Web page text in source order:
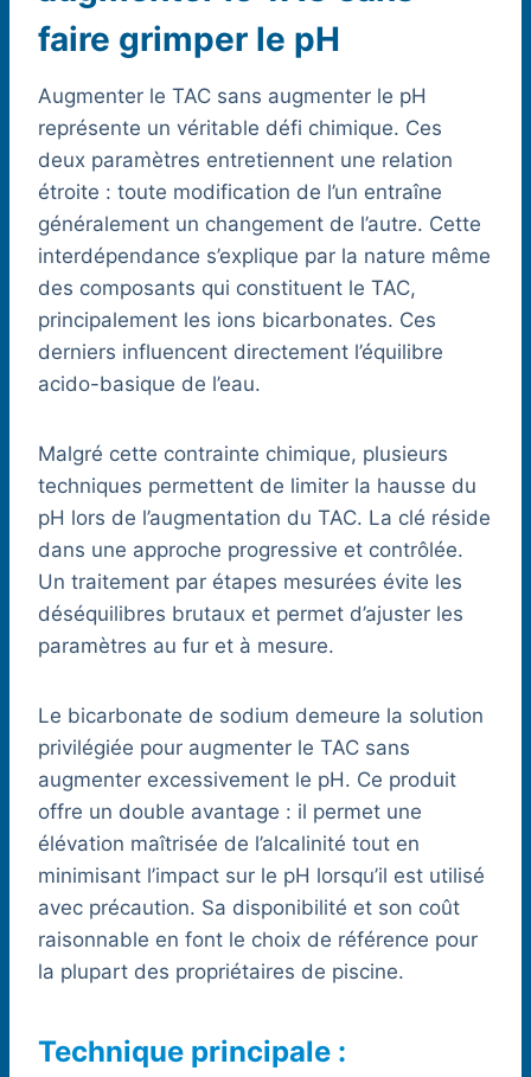
faire grimper le pH
Augmenter le TAC sans augmenter le pH
représente un véritable défi chimique. Ces
deux paramètres entretiennent une relation
étroite : toute modification de l’un entraîne
généralement un changement de l’autre. Cette
interdépendance s’explique par la nature même
des composants qui constituent le TAC,
principalement les ions bicarbonates. Ces
derniers influencent directement l’équilibre
acido-basique de l’eau.
Malgré cette contrainte chimique, plusieurs
techniques permettent de limiter la hausse du
pH lors de l’augmentation du TAC. La clé réside
dans une approche progressive et contrôlée.
Un traitement par étapes mesurées évite les
déséquilibres brutaux et permet d’ajuster les
paramètres au fur et à mesure.
Le bicarbonate de sodium demeure la solution
privilégiée pour augmenter le TAC sans
augmenter excessivement le pH. Ce produit
offre un double avantage : il permet une
élévation maîtrisée de l’alcalinité tout en
minimisant l’impact sur le pH lorsqu’il est utilisé
avec précaution. Sa disponibilité et son coût
raisonnable en font le choix de référence pour
la plupart des propriétaires de piscine.
Technique principale :